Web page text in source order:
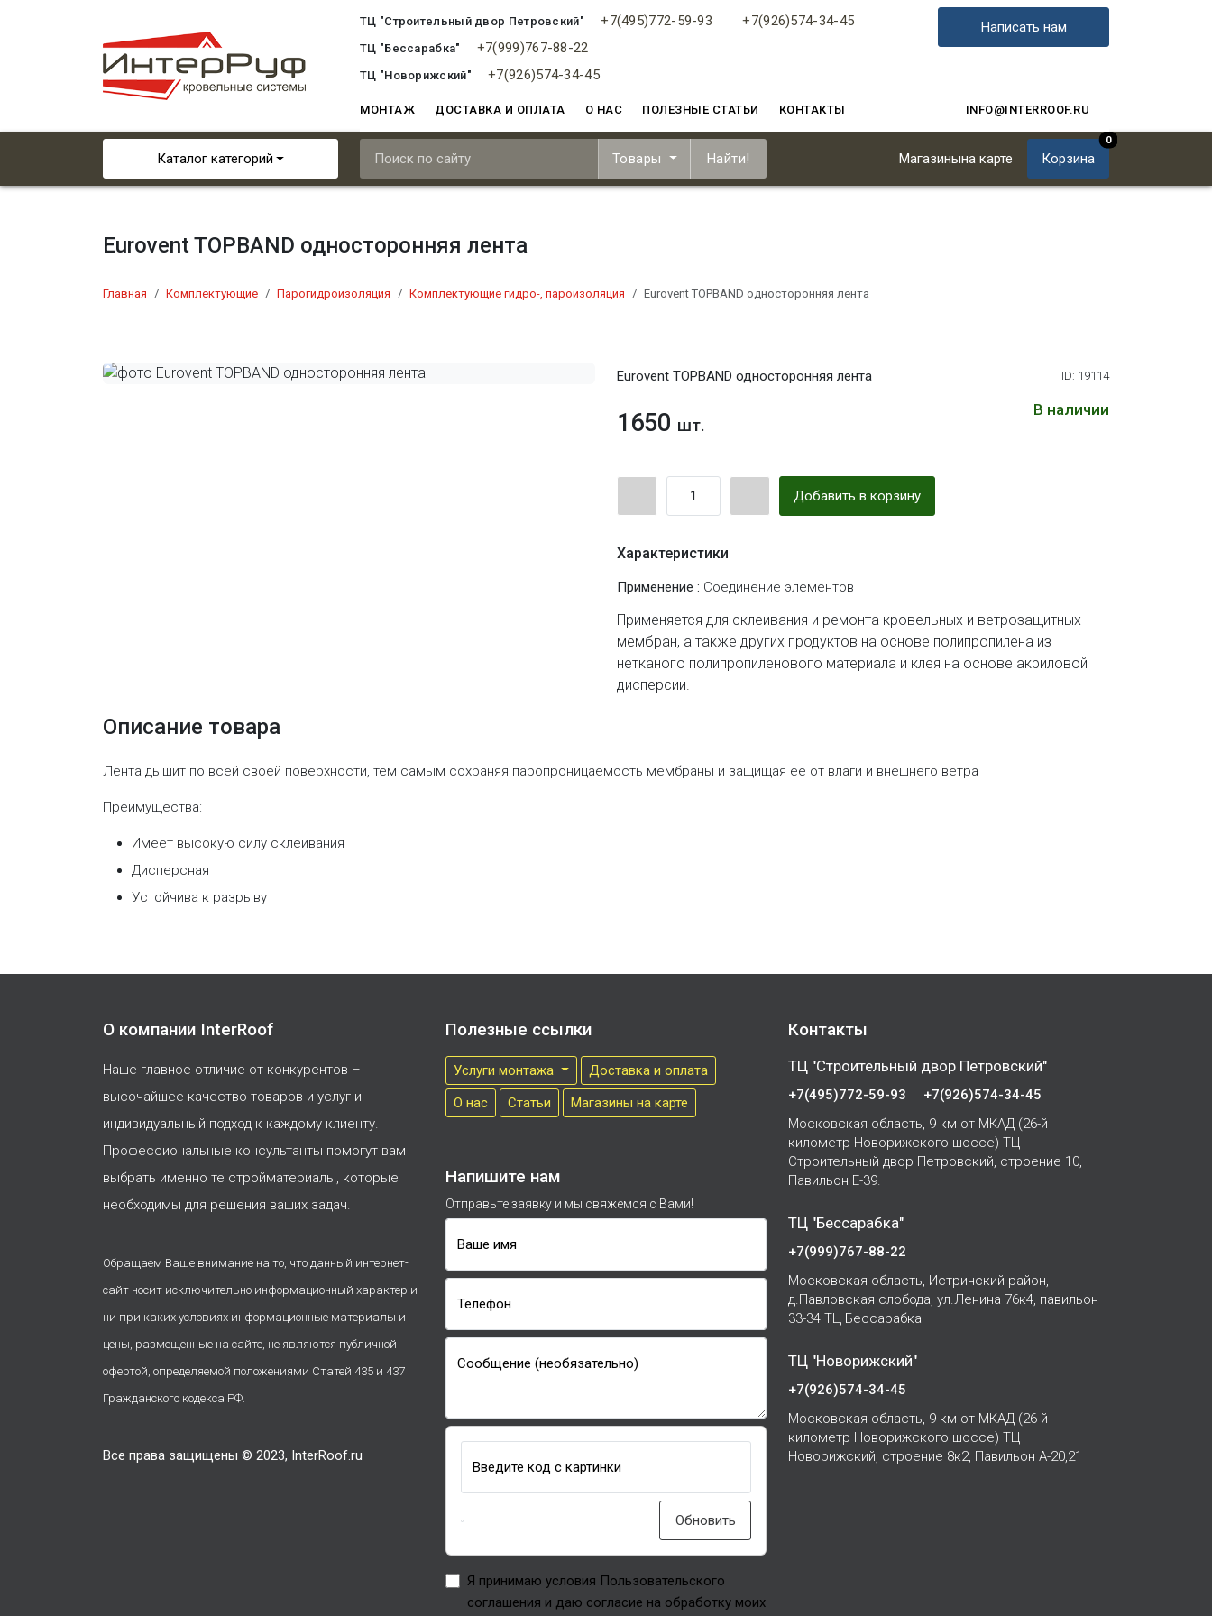
ТЦ "Строительный двор Петровский" +7(495)772-59-93 +7(926)574-34-45
ТЦ "Бессарабка" +7(999)767-88-22
ТЦ "Новорижский" +7(926)574-34-45
Написать нам
МОНТАЖ ДОСТАВКА И ОПЛАТА О НАС ПОЛЕЗНЫЕ СТАТЬИ КОНТАКТЫ INFO@INTERROOF.RU
Каталог категорий Товары Найти! Магазинына карте Корзина
0
Eurovent TOPBAND односторонняя лента
Главная Комплектующие Парогидроизоляция Комплектующие гидро-, пароизоляция Eurovent TOPBAND односторонняя лента
Eurovent TOPBAND односторонняя лента ID: 19114
В наличии
1650 шт.
Добавить в корзину
Характеристики
Применение : Соединение элементов
Применяется для склеивания и ремонта кровельных и ветрозащитных
мембран, а также других продуктов на основе полипропилена из
нетканого полипропиленового материала и клея на основе акриловой
дисперсии.
Описание товара
Лента дышит по всей своей поверхности, тем самым сохраняя паропроницаемость мембраны и защищая ее от влаги и внешнего ветра
Преимущества:
Имеет высокую силу склеивания
Дисперсная
Устойчива к разрыву
О компании InterRoof
Наше главное отличие от конкурентов –
высочайшее качество товаров и услуг и
индивидуальный подход к каждому клиенту.
Профессиональные консультанты помогут вам
выбрать именно те стройматериалы, которые
необходимы для решения ваших задач.
Обращаем Ваше внимание на то, что данный интернет-
сайт носит исключительно информационный характер и
ни при каких условиях информационные материалы и
цены, размещенные на сайте, не являются публичной
офертой, определяемой положениями Статей 435 и 437
Гражданского кодекса РФ.
Все права защищены © 2023, InterRoof.ru
Полезные ссылки
Услуги монтажа
Доставка и оплата
О нас
Cтатьи Магазины на карте
Напишите нам
Отправьте заявку и мы свяжемся с Вами!
Ваше имя
Телефон
Сообщение (необязательно)
Введите код с картинки
Обновить
Я принимаю условия Пользовательского
соглашения и даю согласие на обработку моих
Контакты
ТЦ "Строительный двор Петровский"
+7(495)772-59-93
+7(926)574-34-45
Московская область, 9 км от МКАД (26-й
километр Новорижского шоссе) ТЦ
Строительный двор Петровский, строение 10,
Павильон Е-39.
ТЦ "Бессарабка"
+7(999)767-88-22
Московская область, Истринский район,
д.Павловская слобода, ул.Ленина 76к4, павильон
33-34 ТЦ Бессарабка
ТЦ "Новорижский"
+7(926)574-34-45
Московская область, 9 км от МКАД (26-й
километр Новорижского шоссе) ТЦ
Новорижский, строение 8к2, Павильон А-20,21